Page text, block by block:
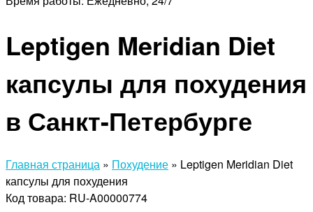
Leptigen Meridian Diet
капсулы для похудения
в Санкт-Петербурге
Главная страница » Похудение » Leptigen Meridian Diet
капсулы для похудения
Код товара: RU-A00000774